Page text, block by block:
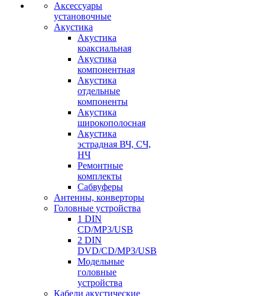
Аксессуары
установочные
Акустика
Акустика
коаксиальная
Акустика
компонентная
Акустика
отдельные
компоненты
Акустика
широкополосная
Акустика
эстрадная ВЧ, СЧ,
НЧ
Ремонтные
комплекты
Сабвуферы
Антенны, конверторы
Головные устройства
1 DIN
CD/MP3/USB
2 DIN
DVD/CD/MP3/USB
Модельные
головные
устройства
Кабели акустические